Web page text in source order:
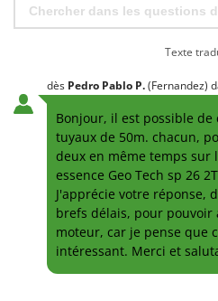
Texte
dès Pedro Pablo P.(Fernandez)
Bonjour, il est possible de
tuyaux de 50m. chacun,
deux en même temps sur
essence Geo Tech sp 26
J'apprécie votre réponse,
brefs délais, pour pouvoir
moteur, car je pense que
intéressant. Merci et